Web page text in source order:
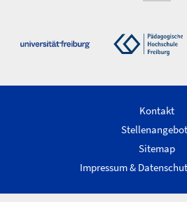
Kontakt
Sitemap
Impressum &